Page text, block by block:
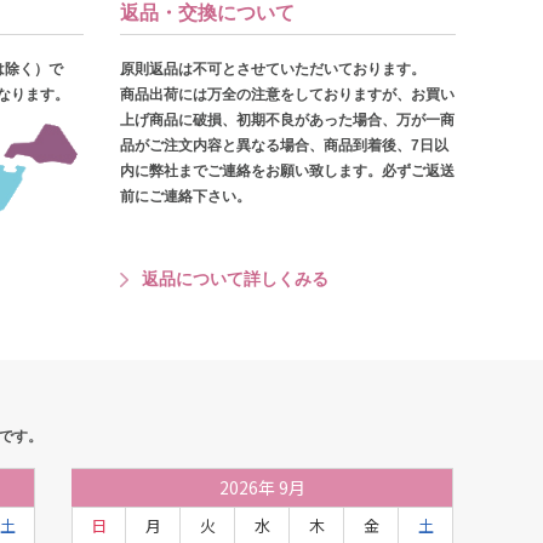
除く）で
ります。
返品・交換について
原則返品は不可とさせていただいております。
商品出荷には万全の注意をしておりますが、お買い
上げ商品に破損、初期不良があった場合、万が一商
品がご注文内容と異なる場合、商品到着後、7日以
内に弊社までご連絡をお願い致します。必ずご返送
前にご連絡下さい。
返品について詳しくみる
す。
土
2026年 9月
日 月 火 水 木 金 土